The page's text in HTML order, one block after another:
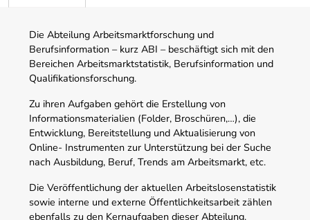
Die Abteilung Arbeitsmarktforschung und
Berufsinformation – kurz ABI – beschäftigt sich mit den
Bereichen Arbeitsmarktstatistik, Berufsinformation und
Qualifikationsforschung.
Zu ihren Aufgaben gehört die Erstellung von
Informationsmaterialien (Folder, Broschüren,…), die
Entwicklung, Bereitstellung und Aktualisierung von
Online- Instrumenten zur Unterstützung bei der Suche
nach Ausbildung, Beruf, Trends am Arbeitsmarkt, etc.
Die Veröffentlichung der aktuellen Arbeitslosenstatistik
sowie interne und externe Öffentlichkeitsarbeit zählen
ebenfalls zu den Kernaufgaben dieser Abteilung.